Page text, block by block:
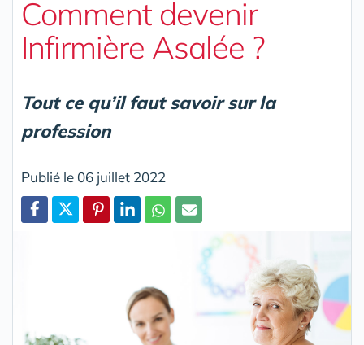
Comment devenir
Infirmière Asalée ?
Tout ce qu’il faut savoir sur la
profession
Publié le 06 juillet 2022